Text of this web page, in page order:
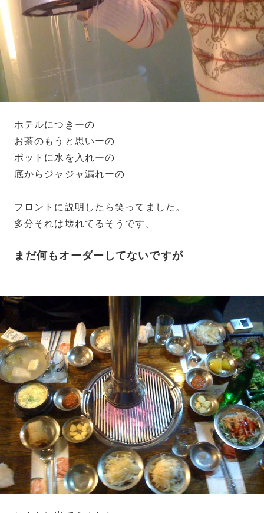
ホテルにつきーの
お茶のもうと思いーの
ポットに水を入れーの
底からジャジャ漏れーの
フロントに説明したら笑ってました。
多分それは壊れてるそうです。
まだ何もオーダーしてないですが